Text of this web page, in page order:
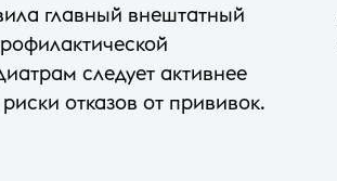
главный внештатный
следует активнее
отказов от прививок.